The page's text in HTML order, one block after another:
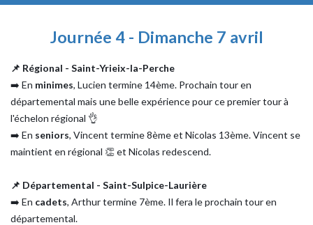
Journée 4 - Dimanche 7 avril
📌 Régional - Saint-Yrieix-la-Perche
➡️ En minimes, Lucien termine 14ème. Prochain tour en
départemental mais une belle expérience pour ce premier tour à
l'échelon régional 👌
➡️ En seniors, Vincent termine 8ème et Nicolas 13ème. Vincent se
maintient en régional 👏 et Nicolas redescend.
📌 Départemental - Saint-Sulpice-Laurière
➡️ En cadets, Arthur termine 7ème. Il fera le prochain tour en
départemental.